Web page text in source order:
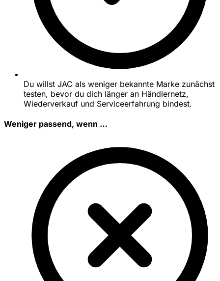
Du willst JAC als weniger bekannte Marke zunächst
testen, bevor du dich länger an Händlernetz,
Wiederverkauf und Serviceerfahrung bindest.
Weniger passend, wenn …